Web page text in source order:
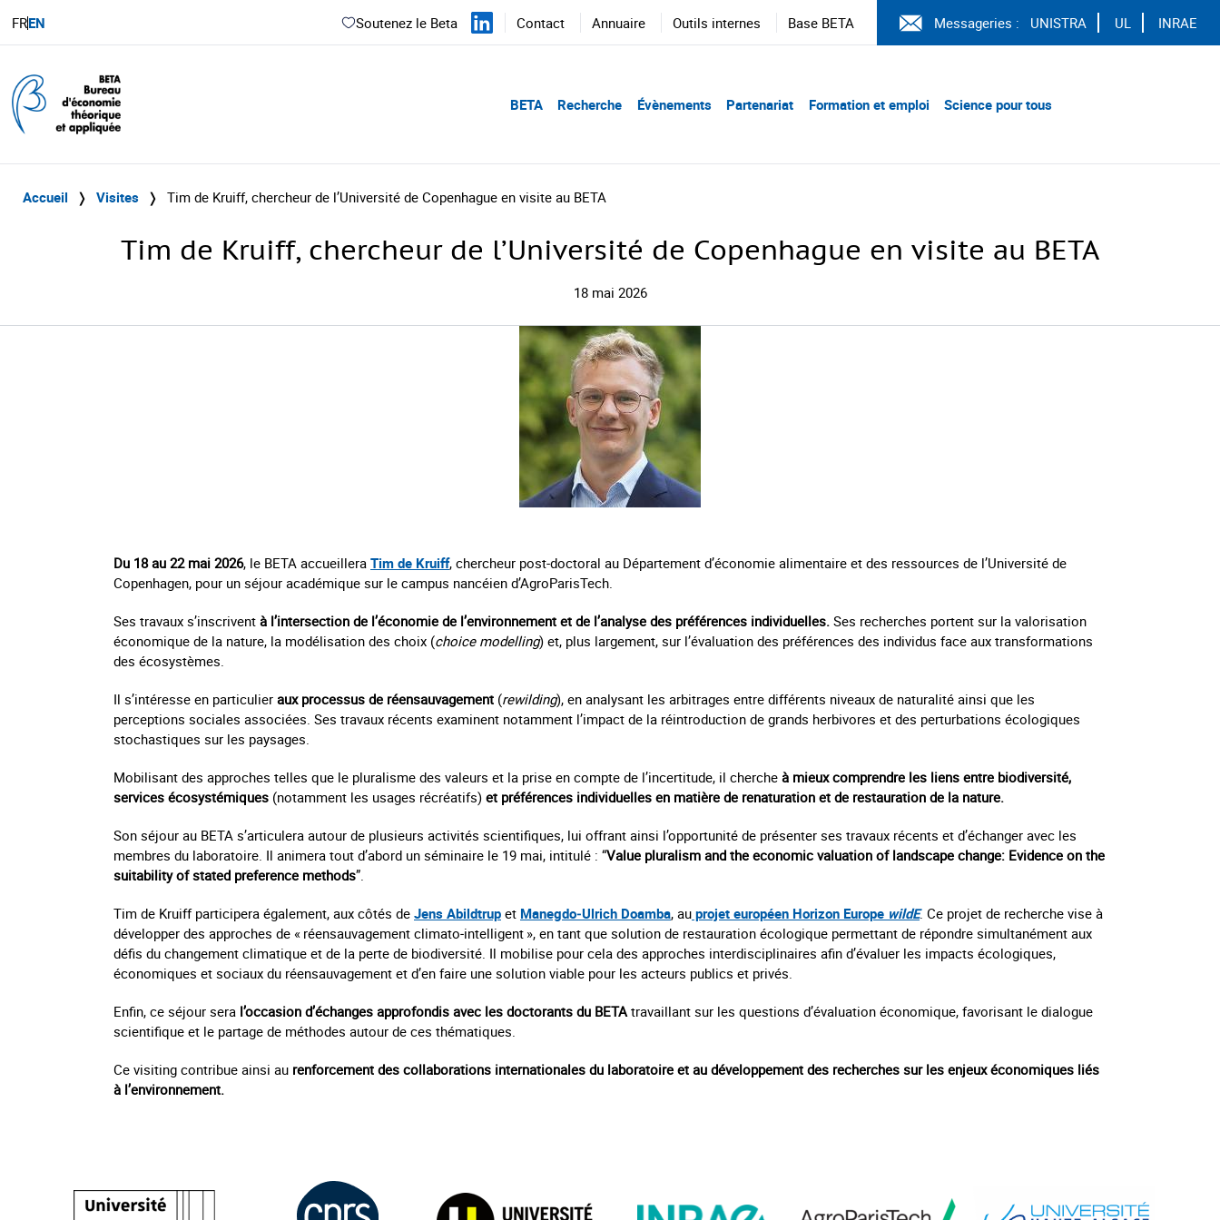
FREN Soutenez le Beta Contact Annuaire Outils internes Base BETA Messageries : UNISTRA UL INRAE
BETA Recherche Évènements Partenariat Formation et emploi Science pour tous
Accueil ❭ Visites ❭ Tim de Kruiff, chercheur de l’Université de Copenhague en visite au BETA
Tim de Kruiff, chercheur de l’Université de Copenhague en visite au BETA
18 mai 2026
Du 18 au 22 mai 2026, le BETA accueillera Tim de Kruiff, chercheur post-doctoral au Département d’économie alimentaire et des ressources de l’Université de
Copenhagen, pour un séjour académique sur le campus nancéien d’AgroParisTech.
Ses travaux s’inscrivent à l’intersection de l’économie de l’environnement et de l’analyse des préférences individuelles. Ses recherches portent sur la valorisation
économique de la nature, la modélisation des choix (choice modelling) et, plus largement, sur l’évaluation des préférences des individus face aux transformations
des écosystèmes.
Il s’intéresse en particulier aux processus de réensauvagement (rewilding), en analysant les arbitrages entre différents niveaux de naturalité ainsi que les
perceptions sociales associées. Ses travaux récents examinent notamment l’impact de la réintroduction de grands herbivores et des perturbations écologiques
stochastiques sur les paysages.
Mobilisant des approches telles que le pluralisme des valeurs et la prise en compte de l’incertitude, il cherche à mieux comprendre les liens entre biodiversité,
services écosystémiques (notamment les usages récréatifs) et préférences individuelles en matière de renaturation et de restauration de la nature.
Son séjour au BETA s’articulera autour de plusieurs activités scientifiques, lui offrant ainsi l’opportunité de présenter ses travaux récents et d’échanger avec les
membres du laboratoire. Il animera tout d’abord un séminaire le 19 mai, intitulé : “Value pluralism and the economic valuation of landscape change: Evidence on the
suitability of stated preference methods”.
Tim de Kruiff participera également, aux côtés de Jens Abildtrup et Manegdo‑Ulrich Doamba, au projet européen Horizon Europe wildE. Ce projet de recherche vise à
développer des approches de « réensauvagement climato‑intelligent », en tant que solution de restauration écologique permettant de répondre simultanément aux
défis du changement climatique et de la perte de biodiversité. Il mobilise pour cela des approches interdisciplinaires afin d’évaluer les impacts écologiques,
économiques et sociaux du réensauvagement et d’en faire une solution viable pour les acteurs publics et privés.
Enfin, ce séjour sera l’occasion d’échanges approfondis avec les doctorants du BETA travaillant sur les questions d’évaluation économique, favorisant le dialogue
scientifique et le partage de méthodes autour de ces thématiques.
Ce visiting contribue ainsi au renforcement des collaborations internationales du laboratoire et au développement des recherches sur les enjeux économiques liés
à l’environnement.